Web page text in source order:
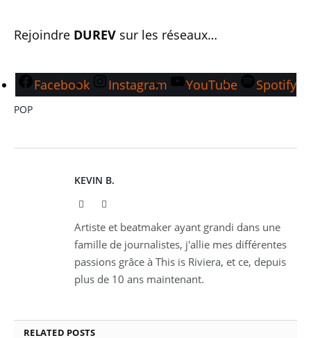
Rejoindre DUREV sur les réseaux…
Facebook Instagram YouTube Spotify
POP
KEVIN B.
Website
Artiste et beatmaker ayant grandi dans une
famille de journalistes, j'allie mes différentes
passions grâce à This is Riviera, et ce, depuis
plus de 10 ans maintenant.
RELATED POSTS